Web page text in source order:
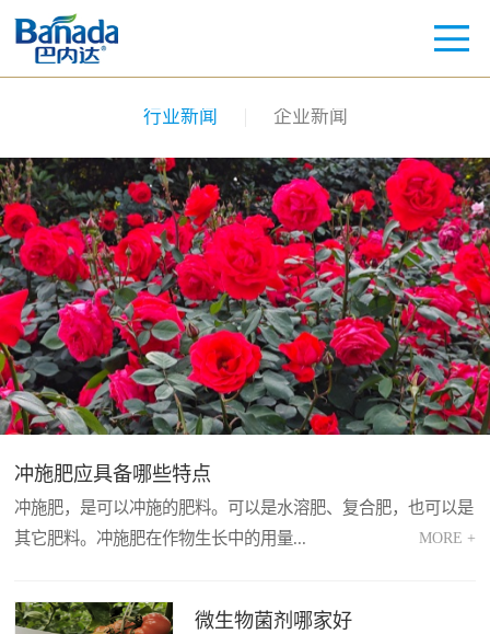
行业新闻 企业新闻
冲施肥应具备哪些特点
冲施肥，是可以冲施的肥料。可以是水溶肥、复合肥，也可以是
其它肥料。冲施肥在作物生长中的用量...
MORE +
微生物菌剂哪家好